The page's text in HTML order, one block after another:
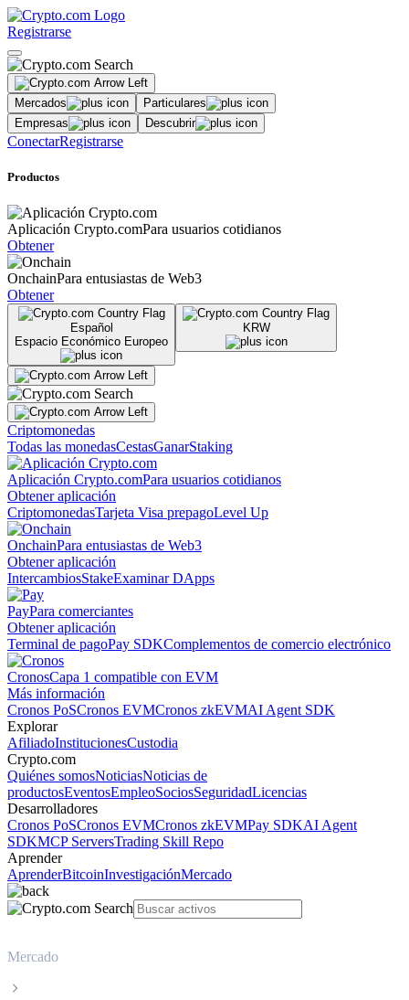
Registrarse
Mercados
Particulares
Empresas
Descubrir
ConectarRegistrarse
Productos
Aplicación Crypto.comPara usuarios cotidianos
Obtener
OnchainPara entusiastas de Web3
Obtener
Español
Espacio Económico Europeo
KRW
Criptomonedas
Todas las monedasCestasGanarStaking
Aplicación Crypto.comPara usuarios cotidianos
Obtener aplicación
CriptomonedasTarjeta Visa prepagoLevel Up
OnchainPara entusiastas de Web3
Obtener aplicación
IntercambiosStakeExaminar DApps
PayPara comerciantes
Obtener aplicación
Terminal de pagoPay SDKComplementos de comercio electrónico
CronosCapa 1 compatible con EVM
Más información
Cronos PoSCronos EVMCronos zkEVMAI Agent SDK
Explorar
AfiliadoInstitucionesCustodia
Crypto.com
Quiénes somosNoticiasNoticias de
productosEventosEmpleoSociosSeguridadLicencias
Desarrolladores
Cronos PoSCronos EVMCronos zkEVMPay SDKAI Agent
SDKMCP ServersTrading Skill Repo
Aprender
AprenderBitcoinInvestigaciónMercado
Mercado